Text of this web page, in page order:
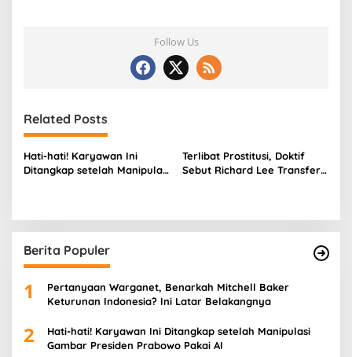
Follow Us
Related Posts
Hati-hati! Karyawan Ini
Ditangkap setelah Manipulasi
Terlibat Prostitusi, Doktif
Sebut Richard Lee Transfer
Berita Populer
1
Pertanyaan Warganet, Benarkah Mitchell Baker
Keturunan Indonesia? Ini Latar Belakangnya
2
Hati-hati! Karyawan Ini Ditangkap setelah Manipulasi
Gambar Presiden Prabowo Pakai AI